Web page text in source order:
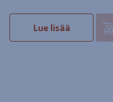
Lue lisää